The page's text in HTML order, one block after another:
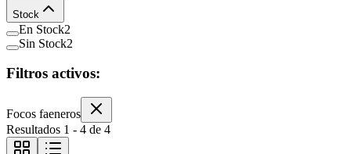
Stock
En Stock2
Sin Stock2
Filtros activos:
Focos faeneros
Resultados 1 - 4 de 4